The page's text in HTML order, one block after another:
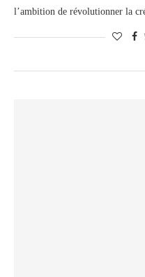
l’ambition de révolutionner la